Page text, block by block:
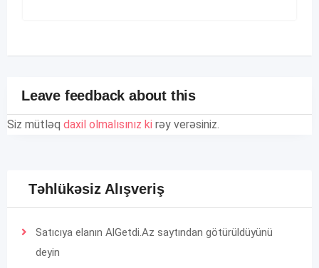
Leave feedback about this
Siz mütləq daxil olmalısınız ki rəy verəsiniz.
Təhlükəsiz Alışveriş
Satıcıya elanın AlGetdi.Az saytından götürüldüyünü
deyin